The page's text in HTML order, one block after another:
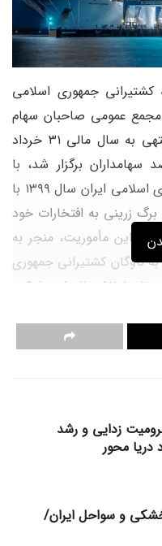
کشتیرانی جمهوری اسلامی
مجمع عمومی صاحبان سهام
کشتیرانی جمهوری اسلامی ایران منتهی به سال مالی ۳۱ خرداد
با حضور بیش از ۸۰ درصد سهامداران برگزار شد، با
یادآوری اینکه گروه کشتیرانی جمهوری اسلامی ایران سال ۱۳۹۹ با
زرینی به افتخارات خود
این مأموریت، منجر به
ناوگان کشتیرانی جمهوری
اسلامی ایران شد که سند افتخاری در تاریخ ۵۷ ساله این شرکت
مجمع فوق العاده گروه
همراهی سهامداران، از
محل سود انباشته شرکت افزایش سرمایه ۴۳ درصدی گروه
ثبت رسید و بر این اساس،
اسلامی ایران، رتبه
زدایی و رشد
دریا محور
و سواحل ایران/